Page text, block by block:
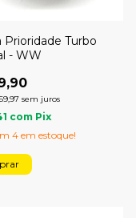
Prioridade Turbo
- WW
sem juros
com Pix
4 em estoque!